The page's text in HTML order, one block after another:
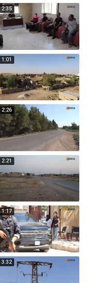
2:35
1:01
2:26
2:21
1:17
3:32